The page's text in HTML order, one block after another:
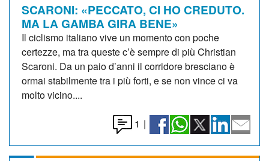
SCARONI: «PECCATO, CI HO CREDUTO.
MA LA GAMBA GIRA BENE»
Il ciclismo italiano vive un momento con poche
certezze, ma tra queste c’è sempre di più Christian
Scaroni. Da un paio d’anni il corridore bresciano è
ormai stabilmente tra i più forti, e se non vince ci va
molto vicino....
1 |